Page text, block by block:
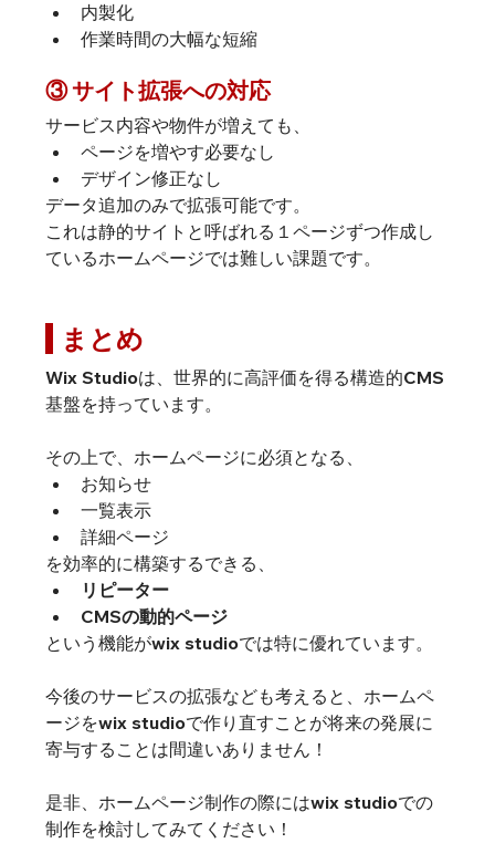
内製化
作業時間の大幅な短縮
③ サイト拡張への対応
サービス内容や物件が増えても、
ページを増やす必要なし
デザイン修正なし
データ追加のみで拡張可能です。
これは静的サイトと呼ばれる１ページずつ作成し
ているホームページでは難しい課題です。
まとめ
Wix Studioは、世界的に高評価を得る構造的CMS
基盤を持っています。
その上で、ホームページに必須となる、
お知らせ
一覧表示
詳細ページ
を効率的に構築するできる、
リピーター
CMSの動的ページ
という機能がwix studioでは特に優れています。
今後のサービスの拡張なども考えると、ホームペ
ージをwix studioで作り直すことが将来の発展に
寄与することは間違いありません！
是非、ホームページ制作の際にはwix studioでの
制作を検討してみてください！